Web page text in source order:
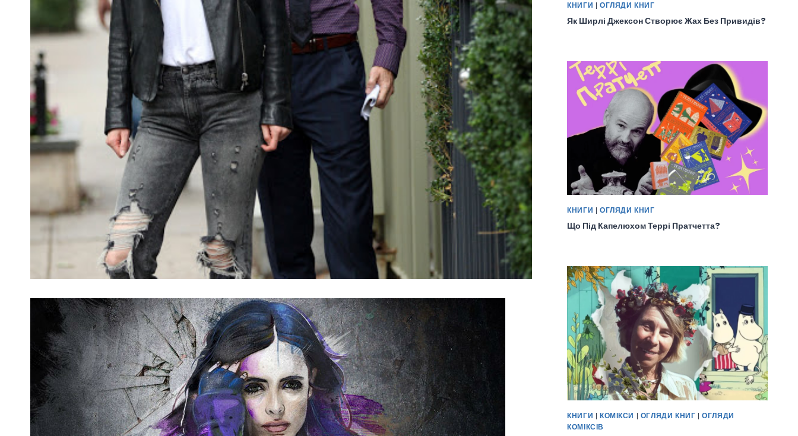
КНИГИ | ОГЛЯДИ КНИГ
Як Ширлі Джексон Створює Жах Без Привидів?
КНИГИ | ОГЛЯДИ КНИГ
Що Під Капелюхом Террі Пратчетта?
КНИГИ | КОМІКСИ | ОГЛЯДИ КНИГ |ОГЛЯДИ
КОМІКСІВ